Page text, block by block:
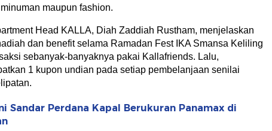
maupun fashion.
Head KALLA, Diah Zaddiah Rustham, menjelaskan
dan benefit selama Ramadan Fest IKA Smansa Keliling
sebanyak-banyaknya pakai Kallafriends. Lalu,
1 kupon undian pada setiap pembelanjaan senilai
Sandar Perdana Kapal Berukuran Panamax di